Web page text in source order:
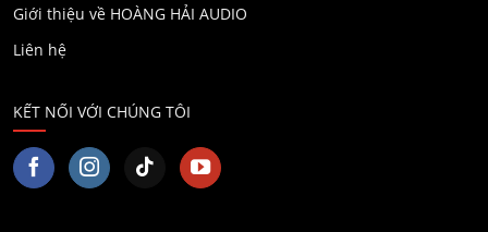
Giới thiệu về HOÀNG HẢI AUDIO
Liên hệ
KẾT NỐI VỚI CHÚNG TÔI